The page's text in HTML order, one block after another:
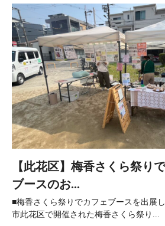
【此花区】梅香さくら祭り
ブースのお...
■梅香さくら祭りでカフェブースを出展
市此花区で開催された梅香さくら祭り...